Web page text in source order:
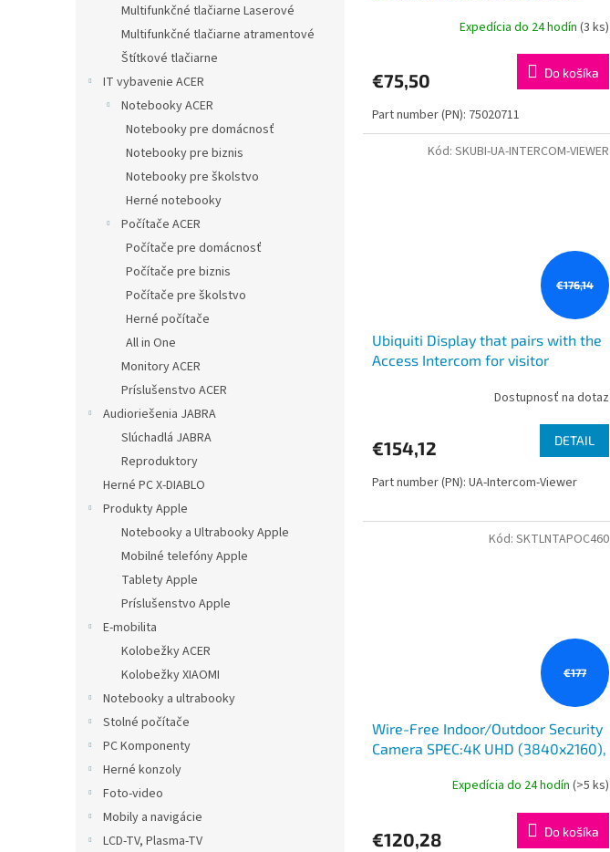
Multifunkčné tlačiarne Laserové
Multifunkčné tlačiarne atramentové
Štítkové tlačiarne
IT vybavenie ACER
Notebooky ACER
Notebooky pre domácnosť
Notebooky pre biznis
Notebooky pre školstvo
Herné notebooky
Počítače ACER
Počítače pre domácnosť
Počítače pre biznis
Počítače pre školstvo
Herné počítače
All in One
Monitory ACER
Príslušenstvo ACER
Audioriešenia JABRA
Slúchadlá JABRA
Reproduktory
Herné PC X-DIABLO
Produkty Apple
Notebooky a Ultrabooky Apple
Mobilné telefóny Apple
Tablety Apple
Príslušenstvo Apple
E-mobilita
Kolobežky ACER
Kolobežky XIAOMI
Notebooky a ultrabooky
Stolné počítače
PC Komponenty
Herné konzoly
Foto-video
Mobily a navigácie
LCD-TV, Plasma-TV
Expedícia do 24 hodín (3 ks)
€75,50 Do košíka
Part number (PN): 75020711
€176,14
Ubiquiti Display that pairs with the
Access Intercom for visitor
control, to mount in multipDostupnosť na dotaz
€154,12 DETAIL
Part number (PN): UA-Intercom-Viewer
Kód: SKUBI-UA-INTERCOM-VIEWER
€177
Wire-Free Indoor/Outdoor Security
Camera SPEC:4K UHD (3840x2160),
Digital Zoom, 2.4/5 GHz
Expedícia do 24 hodín (>5 ks)
€120,28 Do košíka
Kód: SKTLNTAPOC460